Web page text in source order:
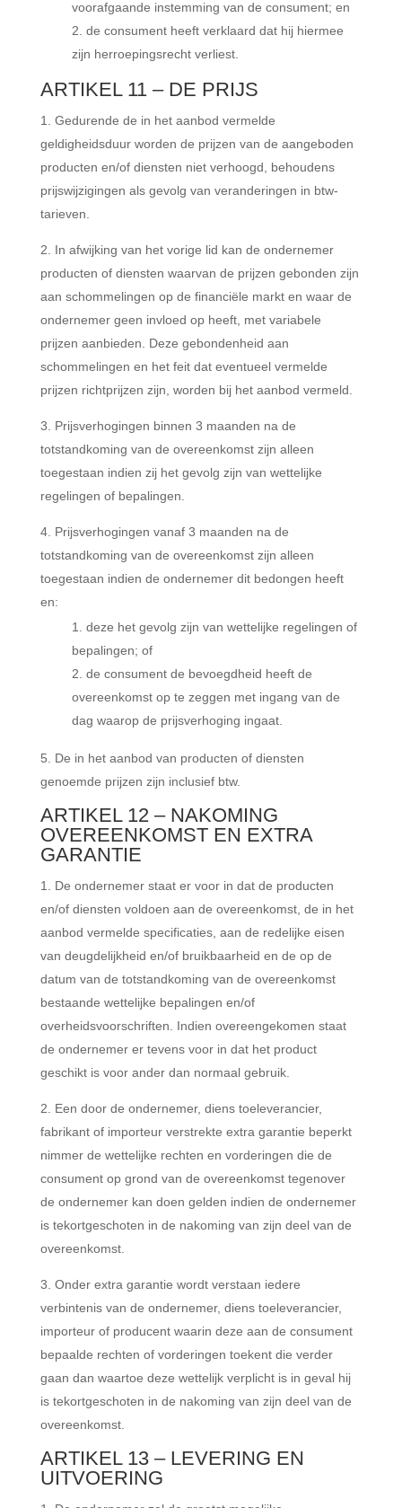
voorafgaande instemming van de consument; en
de consument heeft verklaard dat hij hiermee
zijn herroepingsrecht verliest.
ARTIKEL 11 – DE PRIJS
Gedurende de in het aanbod vermelde
geldigheidsduur worden de prijzen van de aangeboden
producten en/of diensten niet verhoogd, behoudens
prijswijzigingen als gevolg van veranderingen in btw-
tarieven.
In afwijking van het vorige lid kan de ondernemer
producten of diensten waarvan de prijzen gebonden zijn
aan schommelingen op de financiële markt en waar de
ondernemer geen invloed op heeft, met variabele
prijzen aanbieden. Deze gebondenheid aan
schommelingen en het feit dat eventueel vermelde
prijzen richtprijzen zijn, worden bij het aanbod vermeld.
Prijsverhogingen binnen 3 maanden na de
totstandkoming van de overeenkomst zijn alleen
toegestaan indien zij het gevolg zijn van wettelijke
regelingen of bepalingen.
Prijsverhogingen vanaf 3 maanden na de
totstandkoming van de overeenkomst zijn alleen
toegestaan indien de ondernemer dit bedongen heeft
en:
deze het gevolg zijn van wettelijke regelingen of
bepalingen; of
de consument de bevoegdheid heeft de
overeenkomst op te zeggen met ingang van de
dag waarop de prijsverhoging ingaat.
De in het aanbod van producten of diensten
genoemde prijzen zijn inclusief btw.
ARTIKEL 12 – NAKOMING
OVEREENKOMST EN EXTRA
GARANTIE
De ondernemer staat er voor in dat de producten
en/of diensten voldoen aan de overeenkomst, de in het
aanbod vermelde specificaties, aan de redelijke eisen
van deugdelijkheid en/of bruikbaarheid en de op de
datum van de totstandkoming van de overeenkomst
bestaande wettelijke bepalingen en/of
overheidsvoorschriften. Indien overeengekomen staat
de ondernemer er tevens voor in dat het product
geschikt is voor ander dan normaal gebruik.
Een door de ondernemer, diens toeleverancier,
fabrikant of importeur verstrekte extra garantie beperkt
nimmer de wettelijke rechten en vorderingen die de
consument op grond van de overeenkomst tegenover
de ondernemer kan doen gelden indien de ondernemer
is tekortgeschoten in de nakoming van zijn deel van de
overeenkomst.
Onder extra garantie wordt verstaan iedere
verbintenis van de ondernemer, diens toeleverancier,
importeur of producent waarin deze aan de consument
bepaalde rechten of vorderingen toekent die verder
gaan dan waartoe deze wettelijk verplicht is in geval hij
is tekortgeschoten in de nakoming van zijn deel van de
overeenkomst.
ARTIKEL 13 – LEVERING EN
UITVOERING